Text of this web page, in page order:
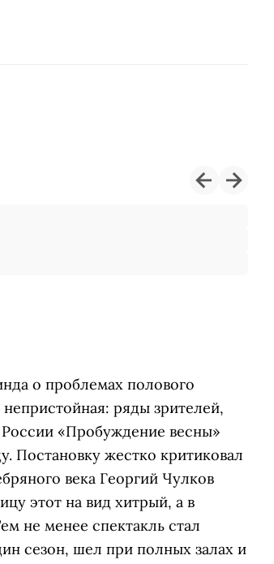
о проблемах полового
ряды зрителей,
«Пробуждение весны»
Постановку жестко критиковал
века Георгий Чулков
этот на вид хитрый, а в
не менее спектакль стал
сезон, шел при полных залах и